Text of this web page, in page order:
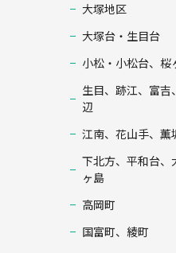
大塚地区
大塚台・生目台
小松・小松台、桜
生目、跡江、富吉
辺
江南、花山手、薫
下北方、平和台、
ヶ島
高岡町
国富町、綾町